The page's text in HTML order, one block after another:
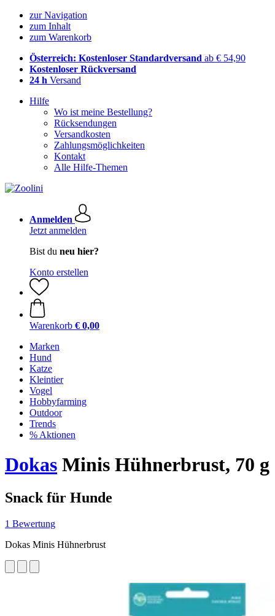
zur Navigation
zum Inhalt
zum Warenkorb
Österreich: Kostenloser Standardversand ab € 54,90
Kostenloser Rückversand
24 h Versand
Hilfe
Wo ist meine Bestellung?
Rücksendungen
Versandkosten
Zahlungsmöglichkeiten
Kontakt
Alle Hilfe-Themen
Anmelden
Jetzt anmelden
Bist du neu hier?
Konto erstellen
Warenkorb € 0,00
Marken
Hund
Katze
Kleintier
Vogel
Hobbyfarming
Outdoor
Trends
% Aktionen
Dokas Minis Hühnerbrust, 70 g
Snack für Hunde
1 Bewertung
Dokas Minis Hühnerbrust